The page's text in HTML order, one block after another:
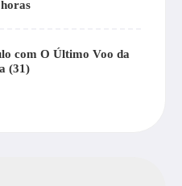
com O Último Voo da
(31)